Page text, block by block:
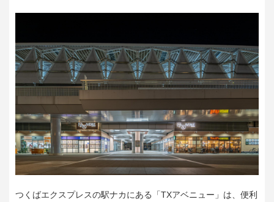
つくばエクスプレスの駅ナカにある「TXアベニュー」は、便利